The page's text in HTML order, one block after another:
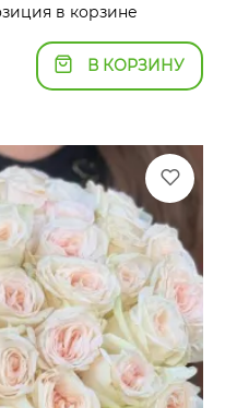
в корзине
В КОРЗИНУ